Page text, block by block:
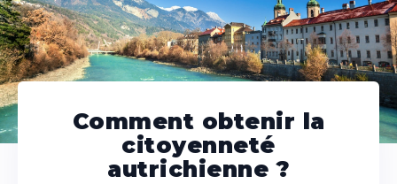
Comment obtenir la
citoyenneté
autrichienne ?